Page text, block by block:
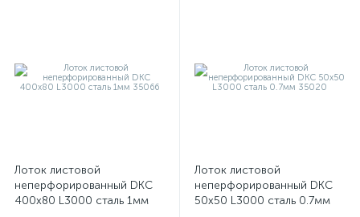
Лоток листовой
неперфорированный DKC
400х80 L3000 сталь 1мм
Лоток листовой
неперфорированный DKC
50х50 L3000 сталь 0.7мм